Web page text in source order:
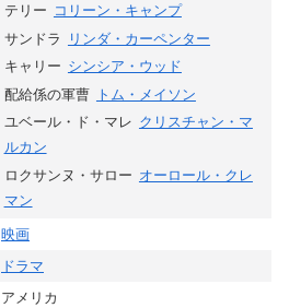
テリー コリーン・キャンプ
サンドラ
リンダ・カーペンター
キャリー シンシア・ウッド
配給係の軍曹
トム・メイソン
ユベール・ド・マレ クリスチャン・マ
ルカン
ロクサンヌ・サロー オーロール・クレ
マン
映画
ドラマ
アメリカ